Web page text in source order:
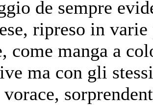
de sempre
ripreso in
come manga a
ma con gli